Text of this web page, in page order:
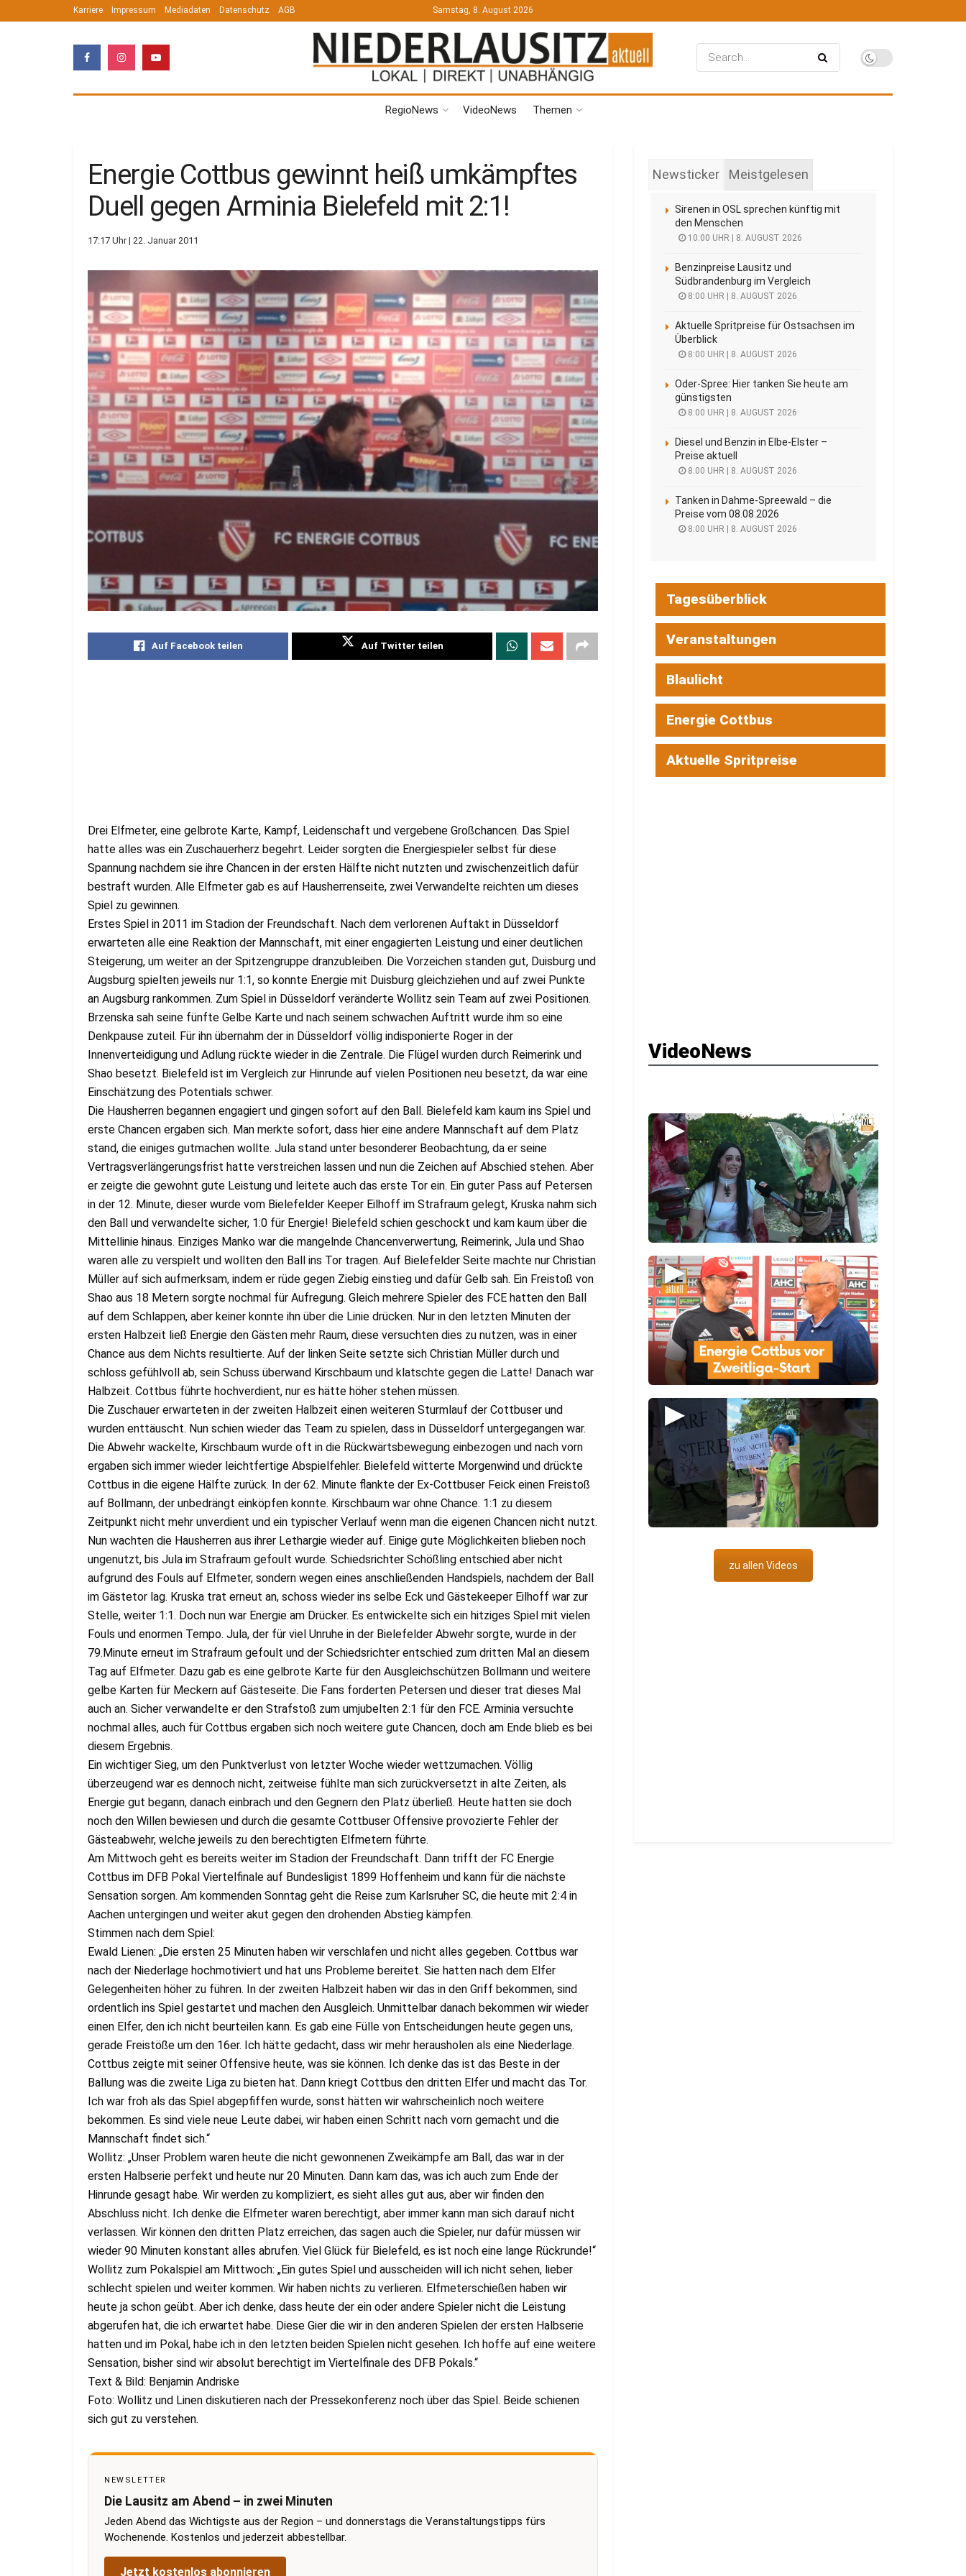
Karriere Impressum Mediadaten Datenschutz AGB Samstag, 8. August 2026
RegioNews VideoNews Themen
Energie Cottbus gewinnt heiß umkämpftes
Duell gegen Arminia Bielefeld mit 2:1!
17:17 Uhr | 22. Januar 2011
Auf Facebook teilen Auf Twitter teilen
Drei Elfmeter, eine gelbrote Karte, Kampf, Leidenschaft und vergebene Großchancen. Das Spiel
hatte alles was ein Zuschauerherz begehrt. Leider sorgten die Energiespieler selbst für diese
Spannung nachdem sie ihre Chancen in der ersten Hälfte nicht nutzten und zwischenzeitlich dafür
bestraft wurden. Alle Elfmeter gab es auf Hausherrenseite, zwei Verwandelte reichten um dieses
Spiel zu gewinnen.
Erstes Spiel in 2011 im Stadion der Freundschaft. Nach dem verlorenen Auftakt in Düsseldorf
erwarteten alle eine Reaktion der Mannschaft, mit einer engagierten Leistung und einer deutlichen
Steigerung, um weiter an der Spitzengruppe dranzubleiben. Die Vorzeichen standen gut, Duisburg und
Augsburg spielten jeweils nur 1:1, so konnte Energie mit Duisburg gleichziehen und auf zwei Punkte
an Augsburg rankommen. Zum Spiel in Düsseldorf veränderte Wollitz sein Team auf zwei Positionen.
Brzenska sah seine fünfte Gelbe Karte und nach seinem schwachen Auftritt wurde ihm so eine
Denkpause zuteil. Für ihn übernahm der in Düsseldorf völlig indisponierte Roger in der
Innenverteidigung und Adlung rückte wieder in die Zentrale. Die Flügel wurden durch Reimerink und
Shao besetzt. Bielefeld ist im Vergleich zur Hinrunde auf vielen Positionen neu besetzt, da war eine
Einschätzung des Potentials schwer.
Die Hausherren begannen engagiert und gingen sofort auf den Ball. Bielefeld kam kaum ins Spiel und
erste Chancen ergaben sich. Man merkte sofort, dass hier eine andere Mannschaft auf dem Platz
stand, die einiges gutmachen wollte. Jula stand unter besonderer Beobachtung, da er seine
Vertragsverlängerungsfrist hatte verstreichen lassen und nun die Zeichen auf Abschied stehen. Aber
er zeigte die gewohnt gute Leistung und leitete auch das erste Tor ein. Ein guter Pass auf Petersen
in der 12. Minute, dieser wurde vom Bielefelder Keeper Eilhoff im Strafraum gelegt, Kruska nahm sich
den Ball und verwandelte sicher, 1:0 für Energie! Bielefeld schien geschockt und kam kaum über die
Mittellinie hinaus. Einziges Manko war die mangelnde Chancenverwertung, Reimerink, Jula und Shao
waren alle zu verspielt und wollten den Ball ins Tor tragen. Auf Bielefelder Seite machte nur Christian
Müller auf sich aufmerksam, indem er rüde gegen Ziebig einstieg und dafür Gelb sah. Ein Freistoß von
Shao aus 18 Metern sorgte nochmal für Aufregung. Gleich mehrere Spieler des FCE hatten den Ball
auf dem Schlappen, aber keiner konnte ihn über die Linie drücken. Nur in den letzten Minuten der
ersten Halbzeit ließ Energie den Gästen mehr Raum, diese versuchten dies zu nutzen, was in einer
Chance aus dem Nichts resultierte. Auf der linken Seite setzte sich Christian Müller durch und
schloss gefühlvoll ab, sein Schuss überwand Kirschbaum und klatschte gegen die Latte! Danach war
Halbzeit. Cottbus führte hochverdient, nur es hätte höher stehen müssen.
Die Zuschauer erwarteten in der zweiten Halbzeit einen weiteren Sturmlauf der Cottbuser und
wurden enttäuscht. Nun schien wieder das Team zu spielen, dass in Düsseldorf untergegangen war.
Die Abwehr wackelte, Kirschbaum wurde oft in die Rückwärtsbewegung einbezogen und nach vorn
ergaben sich immer wieder leichtfertige Abspielfehler. Bielefeld witterte Morgenwind und drückte
Cottbus in die eigene Hälfte zurück. In der 62. Minute flankte der Ex-Cottbuser Feick einen Freistoß
auf Bollmann, der unbedrängt einköpfen konnte. Kirschbaum war ohne Chance. 1:1 zu diesem
Zeitpunkt nicht mehr unverdient und ein typischer Verlauf wenn man die eigenen Chancen nicht nutzt.
Nun wachten die Hausherren aus ihrer Lethargie wieder auf. Einige gute Möglichkeiten blieben noch
ungenutzt, bis Jula im Strafraum gefoult wurde. Schiedsrichter Schößling entschied aber nicht
aufgrund des Fouls auf Elfmeter, sondern wegen eines anschließenden Handspiels, nachdem der Ball
im Gästetor lag. Kruska trat erneut an, schoss wieder ins selbe Eck und Gästekeeper Eilhoff war zur
Stelle, weiter 1:1. Doch nun war Energie am Drücker. Es entwickelte sich ein hitziges Spiel mit vielen
Fouls und enormen Tempo. Jula, der für viel Unruhe in der Bielefelder Abwehr sorgte, wurde in der
79.Minute erneut im Strafraum gefoult und der Schiedsrichter entschied zum dritten Mal an diesem
Tag auf Elfmeter. Dazu gab es eine gelbrote Karte für den Ausgleichschützen Bollmann und weitere
gelbe Karten für Meckern auf Gästeseite. Die Fans forderten Petersen und dieser trat dieses Mal
auch an. Sicher verwandelte er den Strafstoß zum umjubelten 2:1 für den FCE. Arminia versuchte
nochmal alles, auch für Cottbus ergaben sich noch weitere gute Chancen, doch am Ende blieb es bei
diesem Ergebnis.
Ein wichtiger Sieg, um den Punktverlust von letzter Woche wieder wettzumachen. Völlig
überzeugend war es dennoch nicht, zeitweise fühlte man sich zurückversetzt in alte Zeiten, als
Energie gut begann, danach einbrach und den Gegnern den Platz überließ. Heute hatten sie doch
noch den Willen bewiesen und durch die gesamte Cottbuser Offensive provozierte Fehler der
Gästeabwehr, welche jeweils zu den berechtigten Elfmetern führte.
Am Mittwoch geht es bereits weiter im Stadion der Freundschaft. Dann trifft der FC Energie
Cottbus im DFB Pokal Viertelfinale auf Bundesligist 1899 Hoffenheim und kann für die nächste
Sensation sorgen. Am kommenden Sonntag geht die Reise zum Karlsruher SC, die heute mit 2:4 in
Aachen untergingen und weiter akut gegen den drohenden Abstieg kämpfen.
Stimmen nach dem Spiel:
Ewald Lienen: „Die ersten 25 Minuten haben wir verschlafen und nicht alles gegeben. Cottbus war
nach der Niederlage hochmotiviert und hat uns Probleme bereitet. Sie hatten nach dem Elfer
Gelegenheiten höher zu führen. In der zweiten Halbzeit haben wir das in den Griff bekommen, sind
ordentlich ins Spiel gestartet und machen den Ausgleich. Unmittelbar danach bekommen wir wieder
einen Elfer, den ich nicht beurteilen kann. Es gab eine Fülle von Entscheidungen heute gegen uns,
gerade Freistöße um den 16er. Ich hätte gedacht, dass wir mehr herausholen als eine Niederlage.
Cottbus zeigte mit seiner Offensive heute, was sie können. Ich denke das ist das Beste in der
Ballung was die zweite Liga zu bieten hat. Dann kriegt Cottbus den dritten Elfer und macht das Tor.
Ich war froh als das Spiel abgepfiffen wurde, sonst hätten wir wahrscheinlich noch weitere
bekommen. Es sind viele neue Leute dabei, wir haben einen Schritt nach vorn gemacht und die
Mannschaft findet sich.“
Wollitz: „Unser Problem waren heute die nicht gewonnenen Zweikämpfe am Ball, das war in der
ersten Halbserie perfekt und heute nur 20 Minuten. Dann kam das, was ich auch zum Ende der
Hinrunde gesagt habe. Wir werden zu kompliziert, es sieht alles gut aus, aber wir finden den
Abschluss nicht. Ich denke die Elfmeter waren berechtigt, aber immer kann man sich darauf nicht
verlassen. Wir können den dritten Platz erreichen, das sagen auch die Spieler, nur dafür müssen wir
wieder 90 Minuten konstant alles abrufen. Viel Glück für Bielefeld, es ist noch eine lange Rückrunde!“
Wollitz zum Pokalspiel am Mittwoch: „Ein gutes Spiel und ausscheiden will ich nicht sehen, lieber
schlecht spielen und weiter kommen. Wir haben nichts zu verlieren. Elfmeterschießen haben wir
heute ja schon geübt. Aber ich denke, dass heute der ein oder andere Spieler nicht die Leistung
abgerufen hat, die ich erwartet habe. Diese Gier die wir in den anderen Spielen der ersten Halbserie
hatten und im Pokal, habe ich in den letzten beiden Spielen nicht gesehen. Ich hoffe auf eine weitere
Sensation, bisher sind wir absolut berechtigt im Viertelfinale des DFB Pokals.“
Text & Bild: Benjamin Andriske
Foto: Wollitz und Linen diskutieren nach der Pressekonferenz noch über das Spiel. Beide schienen
sich gut zu verstehen.
NEWSLETTER
Die Lausitz am Abend – in zwei Minuten
Jeden Abend das Wichtigste aus der Region – und donnerstags die Veranstaltungstipps fürs
Wochenende. Kostenlos und jederzeit abbestellbar.
Jetzt kostenlos abonnieren
Newsticker Meistgelesen
Sirenen in OSL sprechen künftig mit
den Menschen
10:00 UHR | 8. AUGUST 2026
Benzinpreise Lausitz und
Südbrandenburg im Vergleich
8:00 UHR | 8. AUGUST 2026
Aktuelle Spritpreise für Ostsachsen im
Überblick
8:00 UHR | 8. AUGUST 2026
Oder-Spree: Hier tanken Sie heute am
günstigsten
8:00 UHR | 8. AUGUST 2026
Diesel und Benzin in Elbe-Elster –
Preise aktuell
8:00 UHR | 8. AUGUST 2026
Tanken in Dahme-Spreewald – die
Preise vom 08.08.2026
8:00 UHR | 8. AUGUST 2026
Tagesüberblick
Veranstaltungen
Blaulicht
Energie Cottbus
Aktuelle Spritpreise
VideoNews
▶
▶
▶
zu allen Videos